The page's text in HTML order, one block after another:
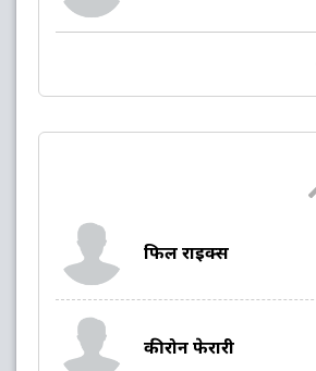
फिल राइक्स
कीरोन फेरारी